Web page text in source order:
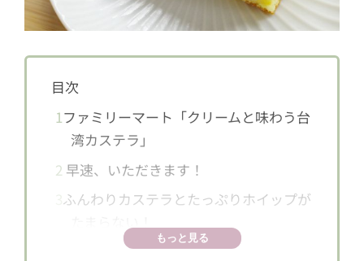
目次
1ファミリーマート「クリームと味わう台
湾カステラ」
2 早速、いただきます！
ふんわりカステラとたっぷりホイップが
もっと見る